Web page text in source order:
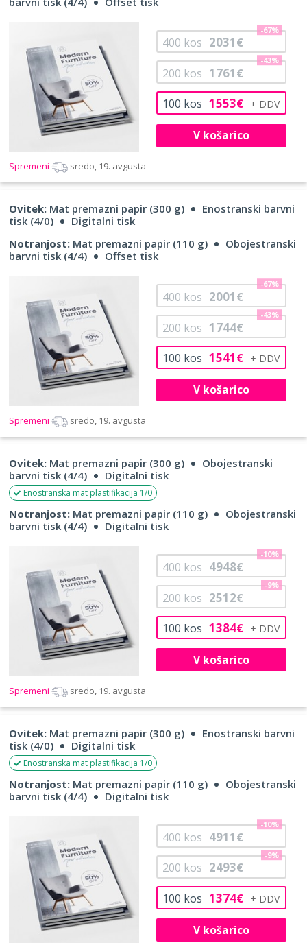
100 kos 1553€
200 kos 1761€
-43%
400 kos 2031€
-67%
V košarico
Spremeni sredo, 19. avgusta
Ovitek: Mat premazni papir (300 g)
Enostranski barvni
tisk (4/0)
Digitalni tisk
Notranjost: Mat premazni papir (110 g)
Obojestranski
barvni tisk (4/4)
Offset tisk
100 kos 1541€
200 kos 1744€
-43%
400 kos 2001€
-67%
V košarico
Spremeni sredo, 19. avgusta
Ovitek: Mat premazni papir (300 g)
Obojestranski
barvni tisk (4/4)
Digitalni tisk
Enostranska mat plastifikacija 1/0
Notranjost: Mat premazni papir (110 g)
Obojestranski
barvni tisk (4/4)
Digitalni tisk
100 kos 1384€
200 kos 2512€
-9%
400 kos 4948€
-10%
V košarico
Spremeni sredo, 19. avgusta
Ovitek: Mat premazni papir (300 g)
Enostranski barvni
tisk (4/0)
Digitalni tisk
Enostranska mat plastifikacija 1/0
Notranjost: Mat premazni papir (110 g)
Obojestranski
barvni tisk (4/4)
Digitalni tisk
100 kos 1374€
200 kos 2493€
-9%
400 kos 4911€
-10%
V košarico